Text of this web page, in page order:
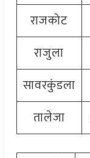
राजकोट
राजुला
सावरकुंडला
तालेजा